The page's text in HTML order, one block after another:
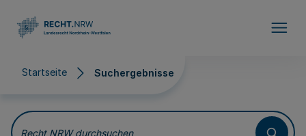
Startseite Suchergebnisse
Suchergebnisse